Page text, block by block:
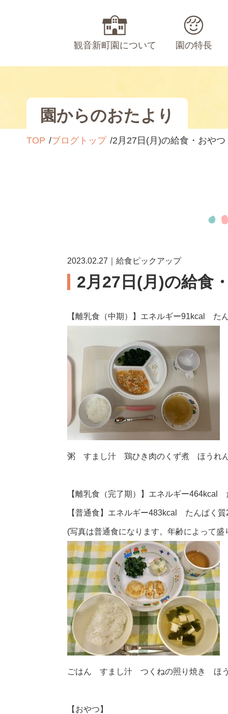
観音新町園について 園の特長
園からのおたより
TOP ブログトップ 2月27日(月)の給食・おやつ
2023.02.27｜給食ピックアップ
2月27日(月)の給食
【離乳食（中期）】エネルギー91kcal た
粥 すまし汁 鶏ひき肉のくず煮 ほうれん
【離乳食（完了期）】エネルギー
【普通食】エネルギー483kcal たんぱく
(写真は普通食になります。年齢によって
ごはん すまし汁 つくねの照り焼き ほ
【おやつ】